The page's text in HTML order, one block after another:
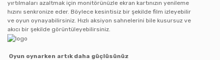
yırtılmaları azaltmak için monitörünüzle ekran kartınızın yenileme
hızını senkronize eder. Böylece kesintisiz bir şekilde film izleyebilir
ve oyun oynayabilirsiniz. Hızlı aksiyon sahnelerini bile kusursuz ve
akıcı bir şekilde görüntüleyebilirsiniz.
Oyun oynarken artık daha güçlüsünüz